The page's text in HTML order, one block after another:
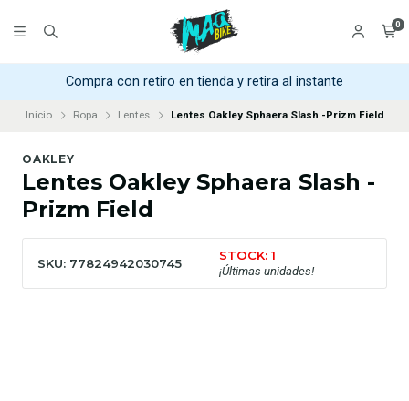
0
Compra con retiro en tienda y retira al instante
Inicio Ropa Lentes Lentes Oakley Sphaera Slash -Prizm Field
OAKLEY
Lentes Oakley Sphaera Slash -
Prizm Field
SKU: 77824942030745
STOCK: 1
¡Últimas unidades!